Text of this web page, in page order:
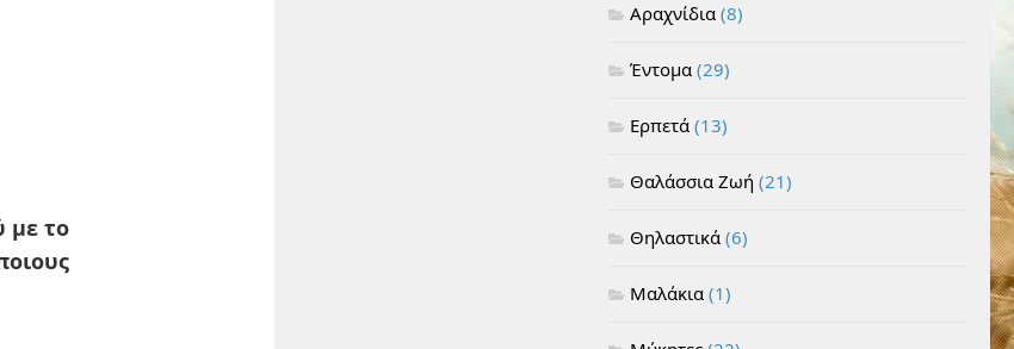
με το
Αραχνίδια (8)
Έντομα (29)
Ερπετά (13)
Θαλάσσια Ζωή (21)
Θηλαστικά (6)
Μαλάκια (1)